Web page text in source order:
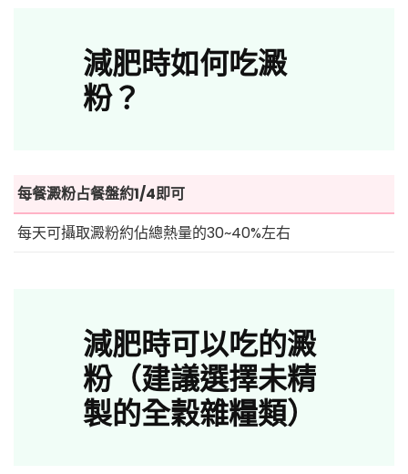
減肥時如何吃澱
粉？
每餐澱粉占餐盤約1/4即可
每天可攝取澱粉約佔總熱量的30~40%左右
減肥時可以吃的澱
粉（建議選擇未精
製的全穀雜糧類）